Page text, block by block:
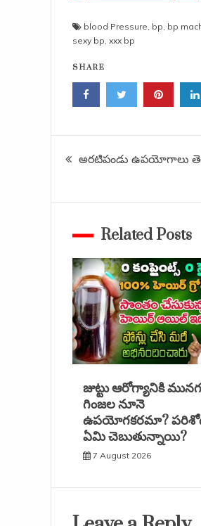
blood Pressure bp bp
sexy bp xxx bp
SHARE
Post
అరటిపండు ఉపయోగాలు
Related Posts
జుట్టు ఆరోగ్యానికి మునగ
గింజల నూనె
ఉపయోగకరమా?
ఏమి చెబుతున్నాయి?
7 August 2026